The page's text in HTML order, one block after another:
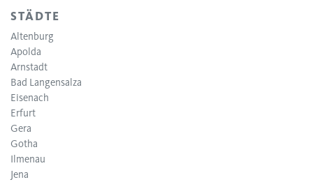
STÄDTE
Altenburg
Apolda
Arnstadt
Bad Langensalza
Eisenach
Erfurt
Gera
Gotha
Ilmenau
Jena